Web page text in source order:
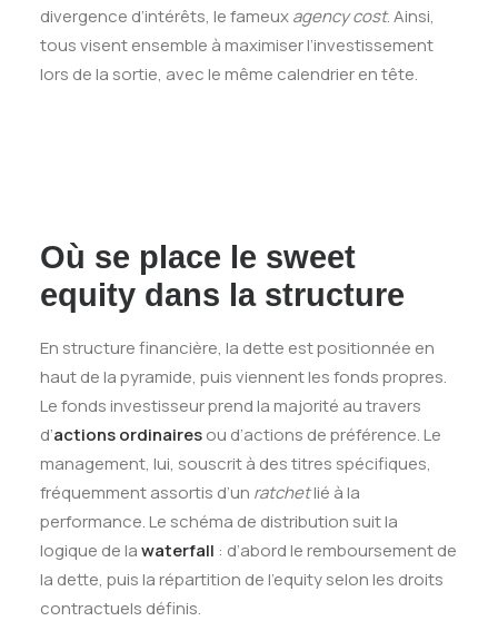
divergence d’intérêts, le fameuxagency cost. Ainsi,
tous visent ensemble à maximiser l’investissement
lors de la sortie, avec le même calendrier en tête.
Où se place le sweet
equity dans la structure
En structure financière, la dette est positionnée en
haut de la pyramide, puis viennent les fonds propres.
Le fonds investisseur prend la majorité au travers
d’actions ordinairesou d’actions de préférence. Le
management, lui, souscrit à des titres spécifiques,
fréquemment assortis d’un ratchetlié à la
performance. Le schéma de distribution suit la
logique de lawaterfall : d’abord le remboursement de
la dette, puis la répartition de l’equity selon les droits
contractuels définis.